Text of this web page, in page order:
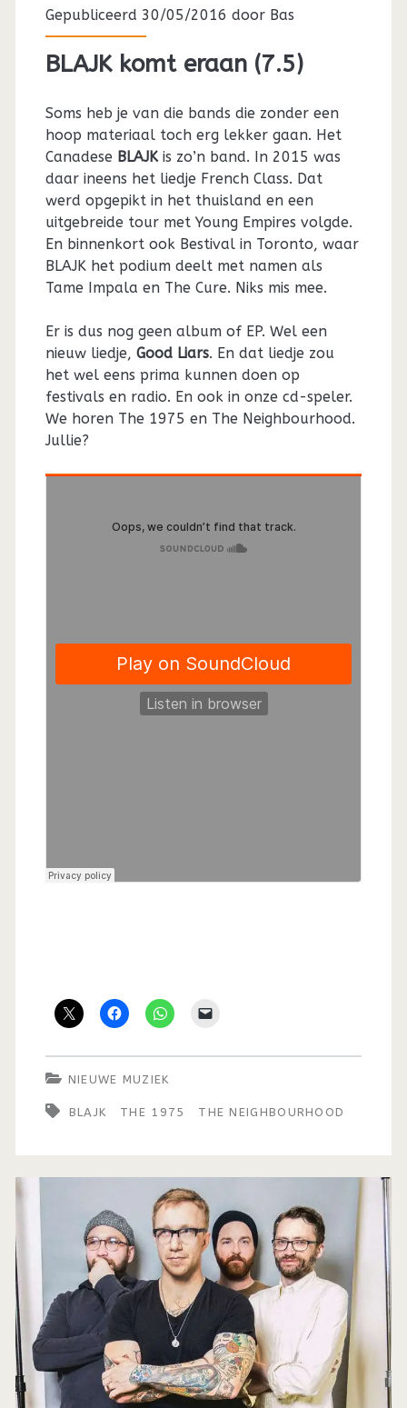
Gepubliceerd 30/05/2016 door Bas
BLAJK komt eraan (7.5)
Soms heb je van die bands die zonder een
hoop materiaal toch erg lekker gaan. Het
Canadese BLAJKis zo’n band. In 2015 was
daar ineens het liedje French Class. Dat
werd opgepikt in het thuisland en een
uitgebreide tour met Young Empires volgde.
En binnenkort ook Bestival in Toronto, waar
BLAJK het podium deelt met namen als
Tame Impala en The Cure. Niks mis mee.
Er is dus nog geen album of EP. Wel een
nieuw liedje, Good Liars. En dat liedje zou
het wel eens prima kunnen doen op
festivals en radio. En ook in onze cd-speler.
We horen The 1975 en The Neighbourhood.
Jullie?
NIEUWE MUZIEK
BLAJK THE 1975 THE NEIGHBOURHOOD